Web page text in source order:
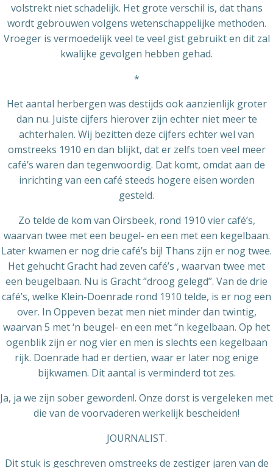
volstrekt niet schadelijk. Het grote verschil is, dat thans
wordt gebrouwen volgens wetenschappelijke methoden.
Vroeger is vermoedelijk veel te veel gist gebruikt en dit zal
kwalijke gevolgen hebben gehad.
*
Het aantal herbergen was destijds ook aanzienlijk groter
dan nu. Juiste cijfers hierover zijn echter niet meer te
achterhalen. Wij bezitten deze cijfers echter wel van
omstreeks 1910 en dan blijkt, dat er zelfs toen veel meer
café’s waren dan tegenwoordig. Dat komt, omdat aan de
inrichting van een café steeds hogere eisen worden
gesteld.
Zo telde de kom van Oirsbeek, rond 1910 vier café’s,
waarvan twee met een beugel- en een met een kegelbaan.
Later kwamen er nog drie café’s bij! Thans zijn er nog twee.
Het gehucht Gracht had zeven café’s , waarvan twee met
een beugelbaan. Nu is Gracht ‘’droog gelegd’’. Van de drie
café’s, welke Klein-Doenrade rond 1910 telde, is er nog een
over. In Oppeven bezat men niet minder dan twintig,
waarvan 5 met ‘n beugel- en een met ‘’n kegelbaan. Op het
ogenblik zijn er nog vier en men is slechts een kegelbaan
rijk. Doenrade had er dertien, waar er later nog enige
bijkwamen. Dit aantal is verminderd tot zes.
Ja, ja we zijn sober geworden!. Onze dorst is vergeleken met
die van de voorvaderen werkelijk bescheiden!
JOURNALIST.
Dit stuk is geschreven omstreeks de zestiger jaren van de